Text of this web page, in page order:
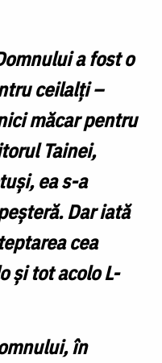
a fost o
ceilalți –
măcar pentru
Tainei,
ea s-a
Dar iată
cea
și tot acolo L-
în